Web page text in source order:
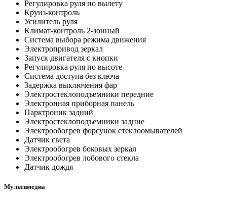
Регулировка руля по вылету
Круиз-контроль
Усилитель руля
Климат-контроль 2-зонный
Система выбора режима движения
Электропривод зеркал
Запуск двигателя с кнопки
Регулировка руля по высоте
Система доступа без ключа
Задержка выключения фар
Электростеклоподъемники передние
Электронная приборная панель
Парктроник задний
Электростеклоподъемники задние
Электрообогрев форсунок стеклоомывателей
Датчик света
Электрообогрев боковых зеркал
Электрообогрев лобового стекла
Датчик дождя
Мультимедиа